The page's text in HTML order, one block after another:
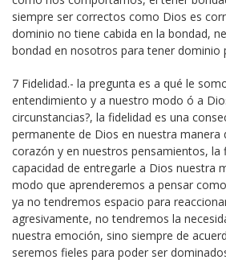
siempre ser correctos como Dios es
dominio no tiene cabida en la bondad,
bondad en nosotros para tener dominio
7 Fidelidad.- la pregunta es a qué le
entendimiento y a nuestro modo ó a
circunstancias?, la fidelidad es una
permanente de Dios en nuestra manera
corazón y en nuestros pensamientos, la
capacidad de entregarle a Dios nuestra
modo que aprenderemos a pensar
ya no tendremos espacio para
agresivamente, no tendremos la
nuestra emoción, sino siempre de
seremos fieles para poder ser